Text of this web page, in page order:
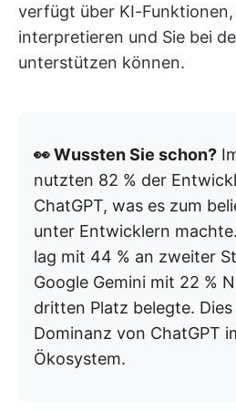
verfügt über KI-
interpretieren und Sie bei
unterstützen können.
👀 Wussten Sie schon?
nutzten 82 % der
ChatGPT, was es zum
unter Entwicklern
lag mit 44 % an zweiter
Google Gemini mit 22 %
dritten Platz belegte.
Dominanz von ChatGPT
Ökosystem.